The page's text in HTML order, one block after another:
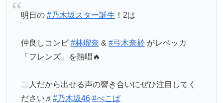
明日の #乃木坂スター誕生 ！2は
仲良しコンビ #林瑠奈 & #弓木奈於がレベッカ
「フレンズ」を熱唱🔥
二人だから出せる声の響き合いにぜひ注目してく
ださい♬ #乃木坂46 #ぺこぱ